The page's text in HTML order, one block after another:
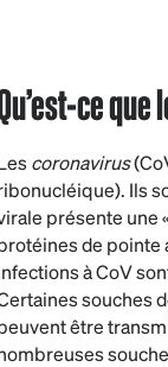
ce que
coronavirus
Ils
présente une
de pointe
à CoV
souches
être